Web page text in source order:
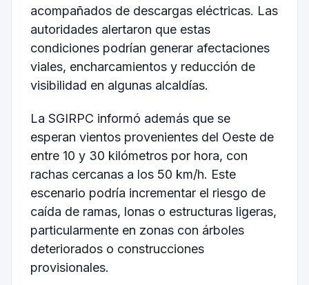
acompañados de descargas eléctricas. Las
autoridades alertaron que estas
condiciones podrían generar afectaciones
viales, encharcamientos y reducción de
visibilidad en algunas alcaldías.
La SGIRPC informó además que se
esperan vientos provenientes del Oeste de
entre 10 y 30 kilómetros por hora, con
rachas cercanas a los 50 km/h. Este
escenario podría incrementar el riesgo de
caída de ramas, lonas o estructuras ligeras,
particularmente en zonas con árboles
deteriorados o construcciones
provisionales.